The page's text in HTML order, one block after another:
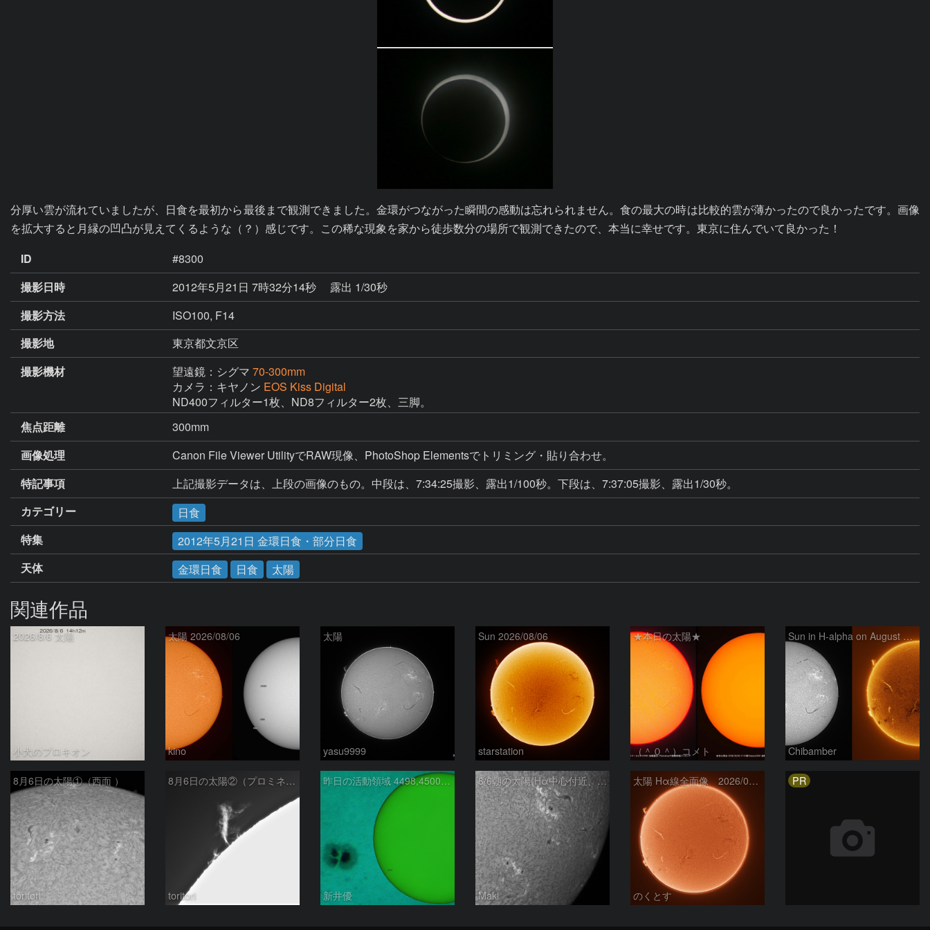
分厚い雲が流れていましたが、日食を最初から最後まで観測できました。金環がつながった瞬間の感動は忘れられません。食の最大の時は比較的雲が薄かったので良かったです。画像
を拡大すると月縁の凹凸が見えてくるような（？）感じです。この稀な現象を家から徒歩数分の場所で観測できたので、本当に幸せです。東京に住んでいて良かった！
ID
#8300
撮影日時
2012年5月21日 7時32分14秒
露出 1/30秒
撮影方法
ISO100, F14
撮影地
東京都文京区
撮影機材
望遠鏡：シグマ 70-300mm
カメラ：キヤノン EOS Kiss Digital
ND400フィルター1枚、ND8フィルター2枚、三脚。
焦点距離
300mm
画像処理
Canon File Viewer UtilityでRAW現像、PhotoShop Elementsでトリミング・貼り合わせ。
特記事項
上記撮影データは、上段の画像のもの。中段は、7:34:25撮影、露出1/100秒。下段は、7:37:05撮影、露出1/30秒。
カテゴリー
日食
特集
2012年5月21日 金環日食・部分日食
天体
金環日食 日食 太陽
関連作品
2026/8/6 太陽
小犬のプロキオン
太陽 2026/08/06
kino
太陽
yasu9999
Sun 2026/08/06
starstation
★本日の太陽★
（＾０＾）コメト
Sun in H-alpha on August 6, 2026
Chibamber
8月6日の太陽①（西面 ）
toritori
8月6日の太陽②（プロミネン北東縁 ）
toritori
昨日の活動領域 4498,4500：2026/08/05
新井優
8/6朝の太陽(Hα中心付近、4498、4502付近)
Maki
太陽 Hα線全面像 2026/08/06
のくとす
PR